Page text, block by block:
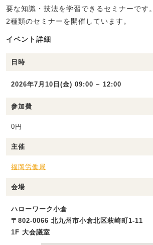
要な知識・技法を学習できるセミナーです
2種類のセミナーを開催しています。
イベント詳細
日時
2026年7月10日(金) 09:00 ~ 12:00
参加費
0円
主催
福岡労働局
会場
ハローワーク小倉
〒802-0066 北九州市小倉北区萩崎町1-11
1F 大会議室